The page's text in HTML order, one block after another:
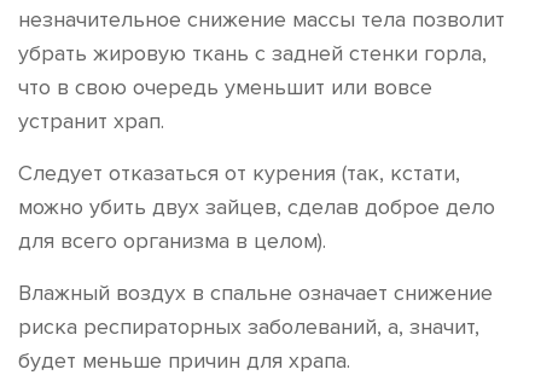
незначительное снижение массы тела позволит
убрать жировую ткань с задней стенки горла,
что в свою очередь уменьшит или вовсе
устранит храп.
Следует отказаться от курения (так, кстати,
можно убить двух зайцев, сделав доброе дело
для всего организма в целом).
Влажный воздух в спальне означает снижение
риска респираторных заболеваний, а, значит,
будет меньше причин для храпа.